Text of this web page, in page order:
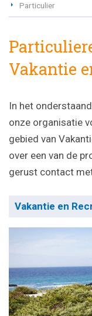
Particulier
Vakantie
In het
onze organisatie
gebied van
over een van de
gerust contact
Vakantie en